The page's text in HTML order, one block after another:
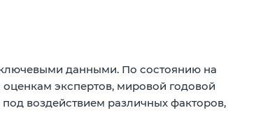
данными. По состоянию на
экспертов, мировой годовой
под воздействием различных факторов,